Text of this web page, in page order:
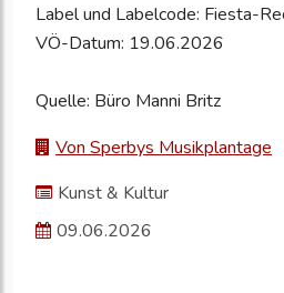
Label und Labelcode: Fiesta-
VÖ-Datum: 19.06.2026
Quelle: Büro Manni Britz
Von Sperbys Musikplantage
Kunst & Kultur
09.06.2026